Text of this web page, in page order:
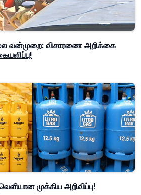
வன்முறை: விசாரணை அறிக்கை
முக்கிய அறிவிப்பு!